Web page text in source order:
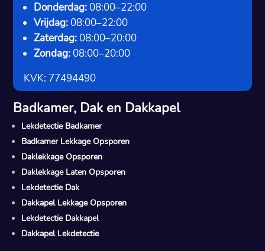
Donderdag: 08:00–22:00
Vrijdag: 08:00–22:00
Zaterdag: 08:00–20:00
Zondag: 08:00–20:00
KVK: 77494490
Badkamer, Dak en Dakkapel
Lekdetectie Badkamer
Badkamer Lekkage Opsporen
Daklekkage Opsporen
Daklekkage Laten Opsporen
Lekdetectie Dak
Dakkapel Lekkage Opsporen
Lekdetectie Dakkapel
Dakkapel Lekdetectie